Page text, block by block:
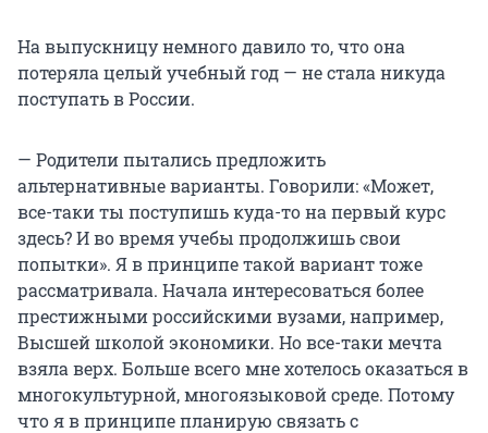
На выпускницу немного давило то, что она
потеряла целый учебный год — не стала никуда
поступать в России.
— Родители пытались предложить
альтернативные варианты. Говорили: «Может,
все-таки ты поступишь куда-то на первый курс
здесь? И во время учебы продолжишь свои
попытки». Я в принципе такой вариант тоже
рассматривала. Начала интересоваться более
престижными российскими вузами, например,
Высшей школой экономики. Но все-таки мечта
взяла верх. Больше всего мне хотелось оказаться в
многокультурной, многоязыковой среде. Потому
что я в принципе планирую связать с